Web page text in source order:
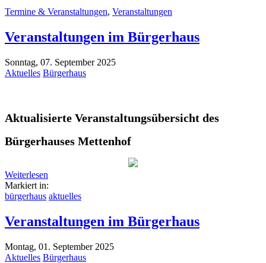
Termine & Veranstaltungen, Veranstaltungen
Veranstaltungen im Bürgerhaus
Sonntag, 07. September 2025
Aktuelles Bürgerhaus
Aktualisierte Veranstaltungsübersicht des
Bürgerhauses Mettenhof
Weiterlesen
Markiert in:
bürgerhaus aktuelles
Veranstaltungen im Bürgerhaus
Montag, 01. September 2025
Aktuelles Bürgerhaus